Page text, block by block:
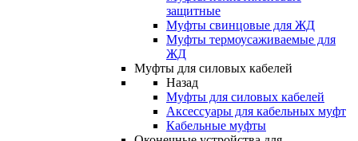
защитные
Муфты свинцовые для ЖД
Муфты термоусаживаемые для
ЖД
Муфты для силовых кабелей
Назад
Муфты для силовых кабелей
Аксессуары для кабельных муфт
Кабельные муфты